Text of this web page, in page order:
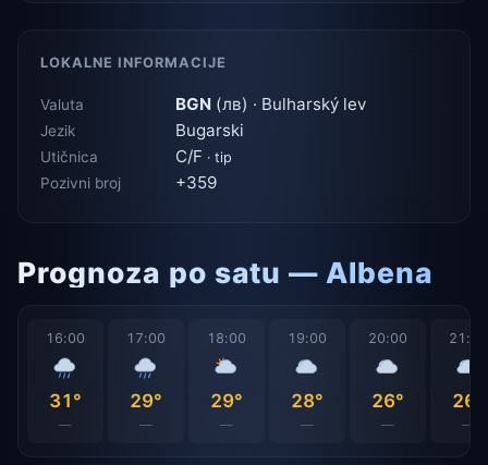
LOKALNE INFORMACIJE
Valuta BGN (лв) · Bulharský lev
Jezik Bugarski
Utičnica C/F · tip
Pozivni broj +359
Prognoza po satu — Albena
16:00
31°
—
17:00
29°
—
18:00
29°
—
19:00
28°
—
20:00
26°
—
21:00
26°
—